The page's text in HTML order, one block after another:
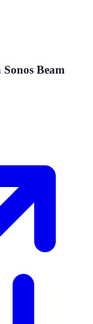
Beam